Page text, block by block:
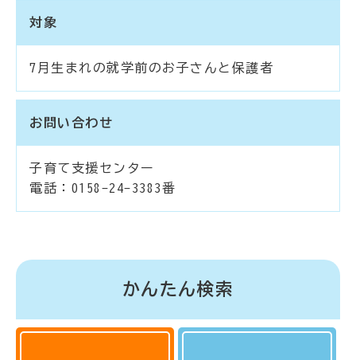
対象
7月生まれの就学前のお子さんと保護者
お問い合わせ
子育て支援センター
電話：0158-24-3383番
かんたん検索